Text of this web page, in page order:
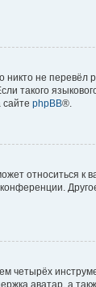
не перевёл
такого
phpBB®.
относиться к
четырёх
аватар, а